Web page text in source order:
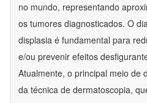
no mundo, representando
os tumores diagnosticados. O
displasia é fundamental para
e/ou prevenir efeitos
Atualmente, o principal meio de
da técnica de dermatoscopia,